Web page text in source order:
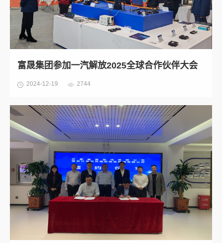
富晟集团参加一汽解放2025全球合作伙伴大会
2024-12-19 2744